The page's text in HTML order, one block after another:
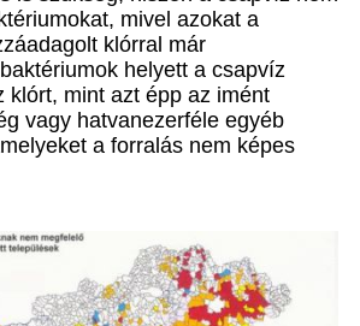
mivel azokat a
klórral már
helyett a csapvíz
klórt, mint azt épp az imént
vagy hatvanezerféle egyéb
a forralás nem képes